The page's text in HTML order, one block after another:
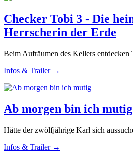
Checker Tobi 3 - Die
Herrscherin der Erde
Beim Aufräumen des Kellers entdecken
Infos & Trailer →
Ab morgen bin ich mutig
Hätte der zwölfjährige Karl sich
Infos & Trailer →